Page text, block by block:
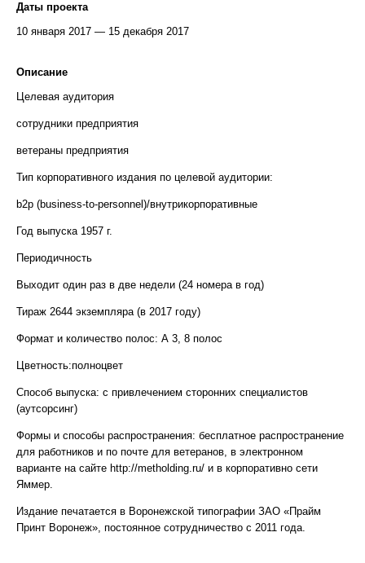
Даты проекта
10 января 2017 — 15 декабря 2017
Описание
Целевая аудитория
сотрудники предприятия
ветераны предприятия
Тип корпоративного издания по целевой аудитории:
b2p (business-to-personnel)/внутрикорпоративные
Год выпуска 1957 г.
Периодичность
Выходит один раз в две недели (24 номера в год)
Тираж 2644 экземпляра (в 2017 году)
Формат и количество полос: А 3, 8 полос
Цветность:полноцвет
Способ выпуска: с привлечением сторонних специалистов
(аутсорсинг)
Формы и способы распространения: бесплатное распространение
для работников и по почте для ветеранов, в электронном
варианте на сайте http://metholding.ru/ и в корпоративно сети
Яммер.
Издание печатается в Воронежской типографии ЗАО «Прайм
Принт Воронеж», постоянное сотрудничество с 2011 года.